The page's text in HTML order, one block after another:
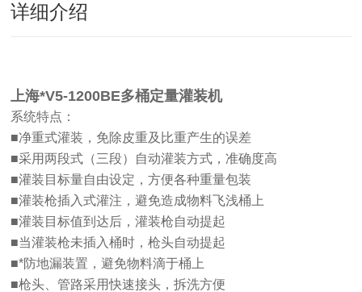
详细介绍
上海*V5-1200BE多桶定量灌装机
系统特点：
■净重式灌装，免除皮重及比重产生的误差
■采用两段式（三段）自动灌装方式，准确度高
■灌装目标量自由设定，方便各种重量包装
■灌装枪插入式灌注，避免造成物料飞浅桶上
■灌装目标值到达后，灌装枪自动提起
■当灌装枪未插入桶时，枪头自动提起
■*防地漏装置，避免物料滴于桶上
■枪头、管路采用快速接头，拆洗方便